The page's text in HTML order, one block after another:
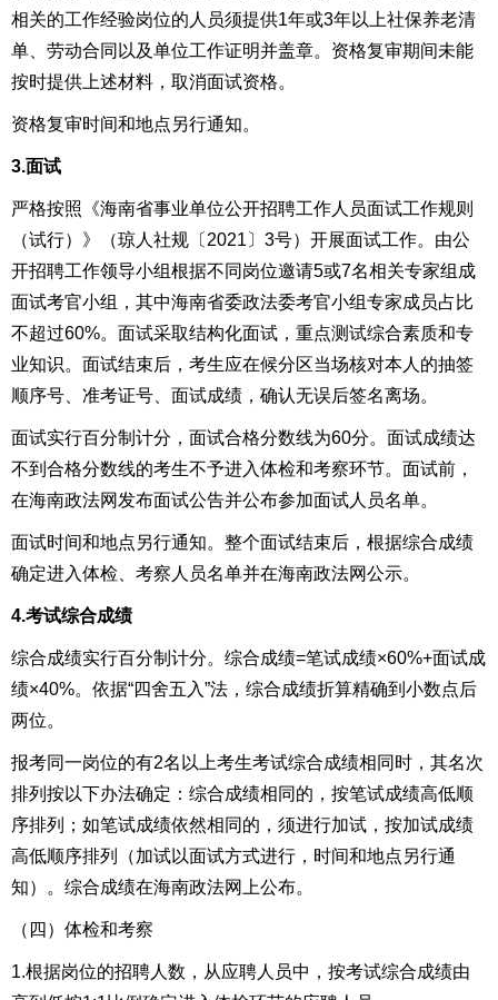
相关的工作经验岗位的人员须提供1年或3年以上社保养老清
单、劳动合同以及单位工作证明并盖章。 资格复审期间未能
按时提供上述材料，取消面试资格。
资格复审时间和地点另行通知。
3.面试
严格按照《海南省事业单位公开招聘工作人员面试工作规则
（试行）》
（琼人社规〔2021〕3号）开展面试工作。由公
开招聘工作领导小组根据不同岗位邀请5或7名相关专家组成
面试考官小组，其中海南省委政法委考官小组专家成员占比
不超过60%。面试采取结构化面试，重点测试综合素质和专
业知识。 面试结束后，考生应在候分区当场核对本人的抽签
顺序号、准考证号、面试成绩，确认无误后签名离场。
面试实行百分制计分， 面试合格分数线为60分。 面试成绩达
不到合格分数线的考生不予进入体检和考察环节。面试前，
在海南政法网 发布面试公告并公布参加面试人员名单。
面试时间和地点另行通知。 整个面试结束后，根据综合成绩
确定进入体检、考察人员名单并在海南政法网公示。
4.考试综合成绩
综合成绩实行百分制计分。综合成绩=笔试成绩×60%+面试成
绩×40%。依据“四舍五入”法，综合成绩折算精确到小数点后
两位。
报考同一岗位的有2名以上考生考试综合成绩相同时，其名次
排列按以下办法确定：综合成绩相同的，按笔试成绩高低顺
序排列；如笔试成绩依然相同的， 须进行加试，按加试成绩
高低顺序排列（加试以面试方式进行，时间和地点另行通
知）
。 综合成绩在海南政法网上公布。
（四） 体检和考察
1.根据岗位的招聘人数，从应聘人员中，按考试综合成绩由